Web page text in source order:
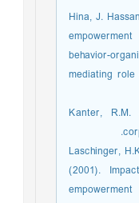
Hina, J.
behavior-
mediating
Kanter,
Laschinger,
(2001).